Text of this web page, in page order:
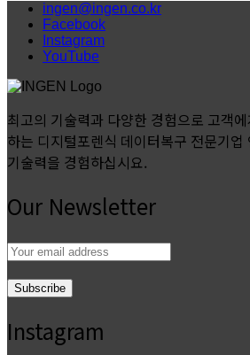
ingen@ingen.co.kr
Facebook
Instagram
YouTube
최고의 기술력과 다양한 경험으로 고객
하는 디지털포렌식 데이터복구 전문기업
기술력을 경험하십시요.
Our Newsletter
Email
address:
Instagram